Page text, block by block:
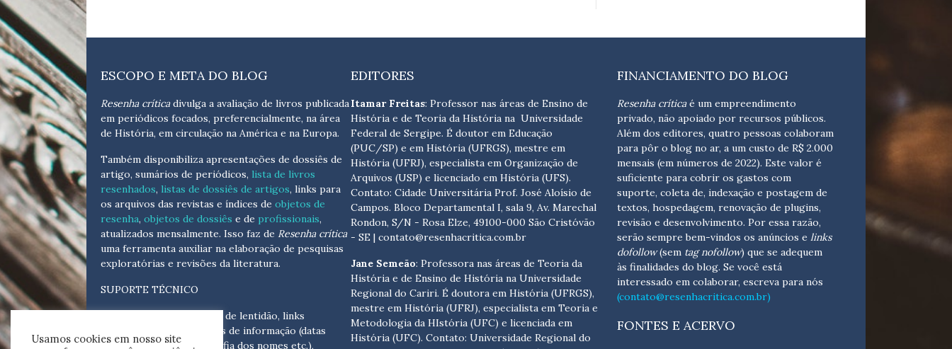
ESCOPO E META DO BLOG
Resenha críticadivulga a avaliação de livros publicada
em periódicos focados, preferencialmente, na área
de História, em circulação na América e na Europa.
Também disponibiliza apresentações de dossiês de
artigo, sumários de periódicos, lista de livros
resenhados, listas de dossiês de artigos, links para
os arquivos das revistas e índices de objetos de
resenha, objetos de dossiês e de profissionais,
atualizados mensalmente. Isso faz de Resenha crítica
uma ferramenta auxiliar na elaboração de pesquisas
exploratórias e revisões da literatura.
SUPORTE TÉCNICO
Para eventuais problemas de lentidão, links
quebrados, senhas e erros de informação (datas
tópicas, cronológicas, grafia dos nomes etc.),
EDITORES
Itamar Freitas: Professor nas áreas de Ensino de
História e de Teoria da História na Universidade
Federal de Sergipe. É doutor em Educação
(PUC/SP) e em História (UFRGS), mestre em
História (UFRJ), especialista em Organização de
Arquivos (USP) e licenciado em História (UFS).
Contato:Cidade Universitária Prof. José Aloísio de
Campos. Bloco Departamental I, sala 9, Av. Marechal
Rondon, S/N - Rosa Elze, 49100-000 São Cristóvão
- SE| contato@resenhacritica.com.br
Jane Semeão: Professora nas áreas de Teoria da
História e de Ensino de História na Universidade
Regional do Cariri. É doutora em História (UFRGS),
mestre em História (UFRJ), especialista em Teoria e
Metodologia da HIstória (UFC) e licenciada em
História (UFC). Contato:Universidade Regional do
FINANCIAMENTO DO BLOG
Resenha críticaé um empreendimento
privado, não apoiado por recursos públicos.
Além dos editores, quatro pessoas colaboram
para pôr o blog no ar, a um custo de R$ 2.000
mensais (em números de 2022). Este valor é
suficiente para cobrir os gastos com
suporte, coleta de, indexação e postagem de
textos, hospedagem, renovação de plugins,
revisão e desenvolvimento. Por essa razão,
serão sempre bem-vindos os anúncios e links
dofollow(sem tag nofollow) que se adequem
às finalidades do blog. Se você está
interessado em colaborar, escreva para nós
(contato@resenhacritica.com.br)
FONTES E ACERVO
Usamos cookies em nosso site